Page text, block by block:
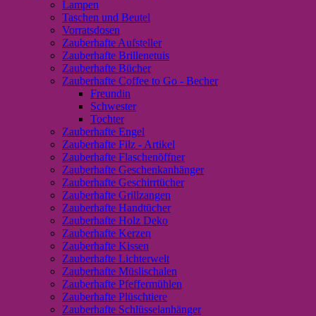
Lampen
Taschen und Beutel
Vorratsdosen
Zauberhafte Aufsteller
Zauberhafte Brillenetuis
Zauberhafte Bücher
Zauberhafte Coffee to Go - Becher
Freundin
Schwester
Tochter
Zauberhafte Engel
Zauberhafte Filz - Artikel
Zauberhafte Flaschenöffner
Zauberhafte Geschenkanhänger
Zauberhafte Geschirrtücher
Zauberhafte Grillzangen
Zauberhafte Handtücher
Zauberhafte Holz Deko
Zauberhafte Kerzen
Zauberhafte Kissen
Zauberhafte Lichterwelt
Zauberhafte Müslischalen
Zauberhafte Pfeffermühlen
Zauberhafte Plüschtiere
Zauberhafte Schlüsselanhänger